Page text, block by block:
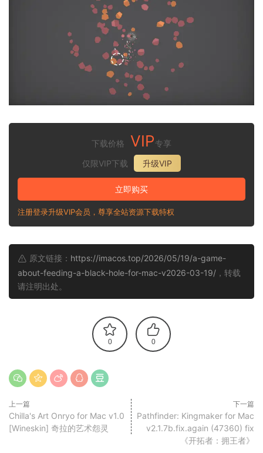
下载价格 VIP专享
仅限VIP下载
升级VIP
立即购买
注册登录升级VIP会员，尊享全站资源下载特权
原文链接： https://imacos.top/2026/05/19/a-game-
about-feeding-a-black-hole-for-mac-v2026-03-19/ ，转载
请注明出处。
0 0
上一篇
Chilla's Art Onryo for Mac v1.0
[Wineskin] 奇拉的艺术怨灵
下一篇
Pathfinder: Kingmaker for Mac
v2.1.7b.fix.again (47360) fix
《开拓者：拥王者》